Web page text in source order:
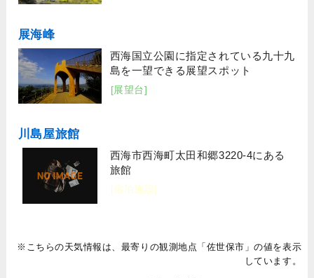
展海峰
西海国立公園に指定されている九十九
島を一望できる展望スポット
[展望台]
川島屋旅館
西海市西海町太田和郷3220-4にある
旅館
[宿泊施設]
※こちらの天気情報は、最寄りの観測地点「佐世保市」の値を表示
しています。